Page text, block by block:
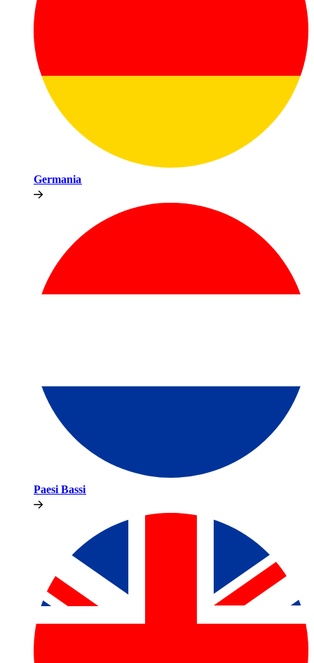
Germania​​
Paesi Bassi​​